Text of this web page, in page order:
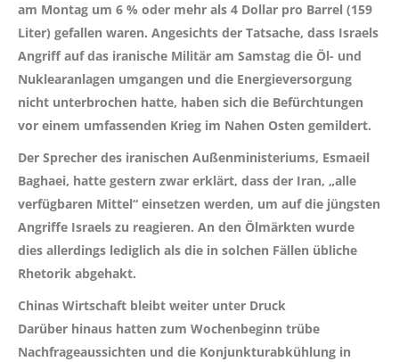
am Montag um 6 % oder mehr als 4 Dollar pro Barrel (159
Liter) gefallen waren. Angesichts der Tatsache, dass Israels
Angriff auf das iranische Militär am Samstag die Öl- und
Nuklearanlagen umgangen und die Energieversorgung
nicht unterbrochen hatte, haben sich die Befürchtungen
vor einem umfassenden Krieg im Nahen Osten gemildert.
Der Sprecher des iranischen Außenministeriums, Esmaeil
Baghaei, hatte gestern zwar erklärt, dass der Iran, „alle
verfügbaren Mittel“ einsetzen werden, um auf die jüngsten
Angriffe Israels zu reagieren. An den Ölmärkten wurde
dies allerdings lediglich als die in solchen Fällen übliche
Rhetorik abgehakt.
Chinas Wirtschaft bleibt weiter unter Druck
Darüber hinaus hatten zum Wochenbeginn trübe
Nachfrageaussichten und die Konjunkturabkühlung in